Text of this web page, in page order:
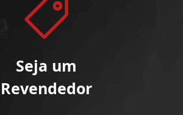
Seja um
Revendedor